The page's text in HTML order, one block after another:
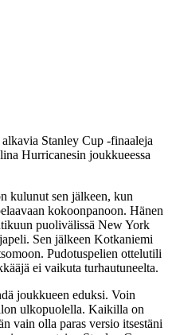
Stanley Cup -finaaleja
Hurricanesin joukkueessa
kulunut sen jälkeen, kun
kokoonpanoon. Hänen
puolivälissä New York
Sen jälkeen Kotkaniemi
Pudotuspelien ottelutili
ei vaikuta turhautuneelta.
joukkueen eduksi. Voin
ulkopuolella. Kaikilla on
vain olla paras versio itsestäni